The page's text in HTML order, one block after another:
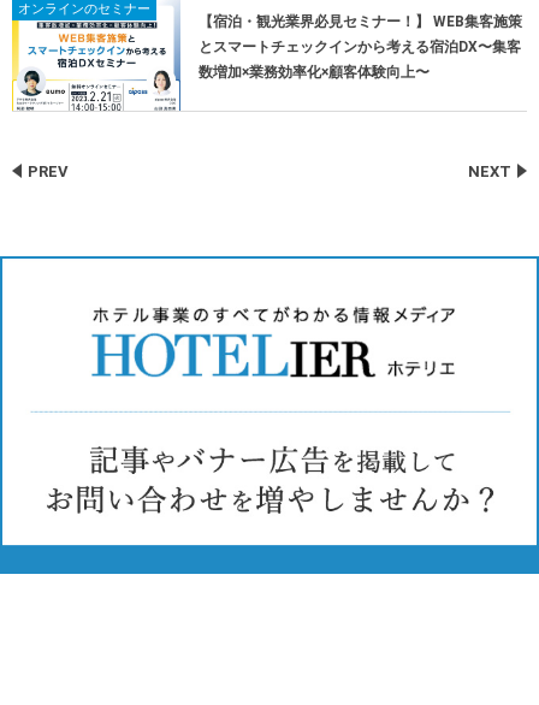
オンラインのセミナー
【宿泊・観光業界必見セミナー！】 WEB集客施策
とスマートチェックインから考える宿泊DX〜集客
数増加×業務効率化×顧客体験向上〜
PREV NEXT